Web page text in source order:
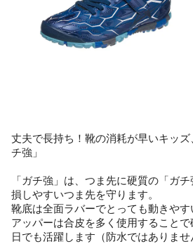
丈夫で長持ち！靴の消耗が早いキッ
チ強」
「ガチ強」は、つま先に硬質の「ガ
損しやすいつま先を守ります。
靴底は全面ラバーでとっても動きやす
アッパーは合皮を多く使用すること
日でも活躍します（防水ではありませ